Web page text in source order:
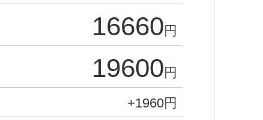
16660 円
19600 円
+1960円